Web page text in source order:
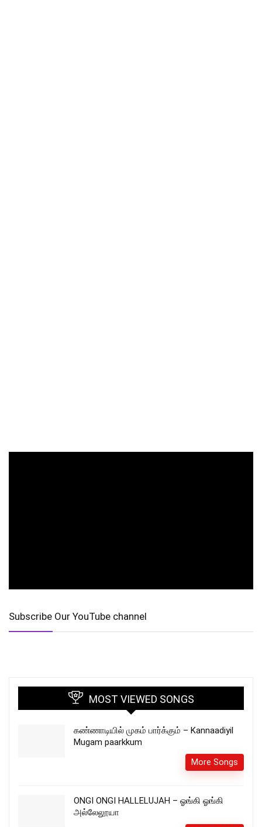
Subscribe Our YouTube channel
MOST VIEWED SONGS
கண்ணாடியில் முகம் பார்க்கும் – Kannaadiyil
Mugam paarkkum
More Songs
ONGI ONGI HALLELUJAH – ஓங்கி ஓங்கி
அல்லேலூயா